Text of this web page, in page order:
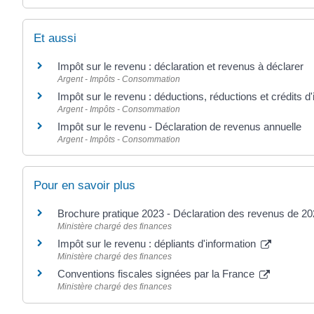
Et aussi
Impôt sur le revenu : déclaration et revenus à déclarer
Argent - Impôts - Consommation
Impôt sur le revenu : déductions, réductions et crédits
Argent - Impôts - Consommation
Impôt sur le revenu - Déclaration de revenus annuelle
Argent - Impôts - Consommation
Pour en savoir plus
Brochure pratique 2023 - Déclaration des revenus de
Ministère chargé des finances
Impôt sur le revenu : dépliants d'information
Ministère chargé des finances
Conventions fiscales signées par la France
Ministère chargé des finances